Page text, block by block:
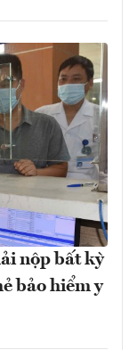
nộp bất kỳ
bảo hiểm y